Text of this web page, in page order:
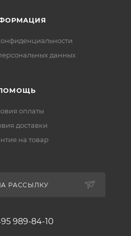
данных
оплаты
доставки
на товар
РАССЫЛКУ
989-84-10